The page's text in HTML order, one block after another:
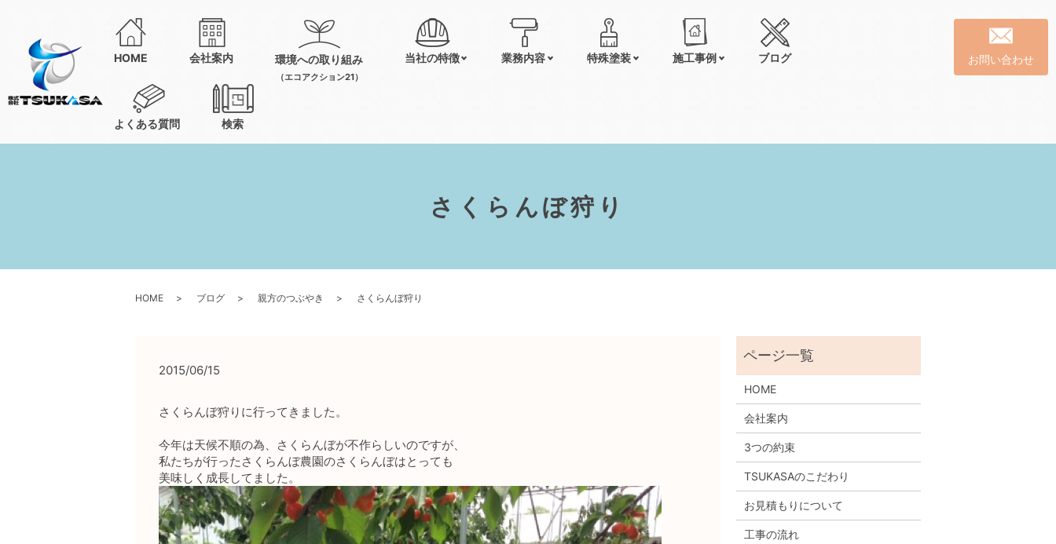
HOME 会社案内 環境への取り組み
（エコアクション21）
当社の特徴 業務内容 特殊塗装 施工事例 ブログ
よくある質問 検索
お問い合わせ
さくらんぼ狩り
HOME ブログ 親方のつぶやき さくらんぼ狩り
2015/06/15
さくらんぼ狩りに行ってきました。
今年は天候不順の為、さくらんぼが不作らしいのですが、
私たちが行ったさくらんぼ農園のさくらんぼはとっても
美味しく成長してました。
HOME
会社案内
3つの約束
TSUKASAのこだわり
お見積もりについて
工事の流れ